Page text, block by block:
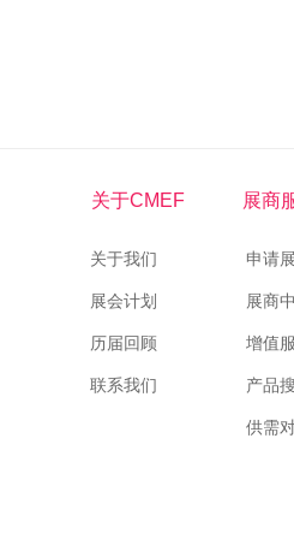
关于CMEF
关于我们
展会计划
历届回顾
联系我们
展商
申请
展商
增值
产品
供需